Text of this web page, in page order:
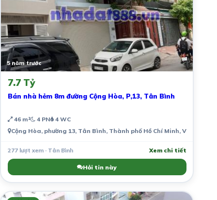
5 năm trước
7.7 Tỷ
Bán nhà hẻm 8m đường Cộng Hòa, P,13, Tân Bình
46 m² 4 PN 4 WC
Cộng Hòa, phường 13, Tân Bình, Thành phố Hồ Chí Minh, Việt Nam
277 lượt xem · Tân Bình Xem chi tiết
Hỏi tin này